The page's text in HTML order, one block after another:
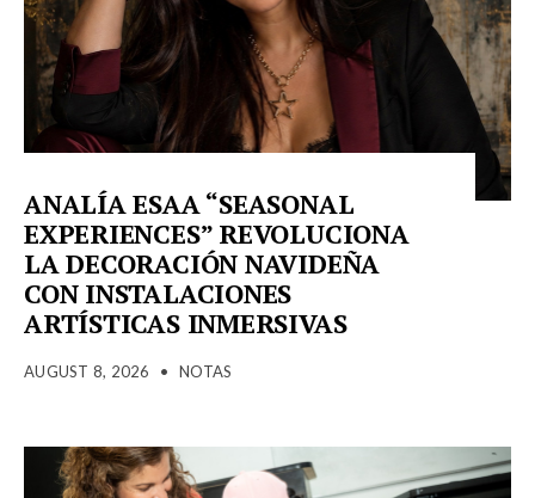
ANALÍA ESAA “SEASONAL
EXPERIENCES” REVOLUCIONA
LA DECORACIÓN NAVIDEÑA
CON INSTALACIONES
ARTÍSTICAS INMERSIVAS
AUGUST 8, 2026 • NOTAS